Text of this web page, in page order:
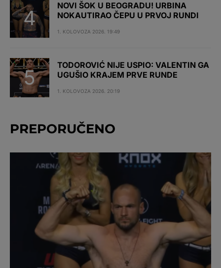
NOVI ŠOK U BEOGRADU! URBINA
NOKAUTIRAO ČEPU U PRVOJ RUNDI
1. KOLOVOZA 2026. 19:49
TODOROVIĆ NIJE USPIO: VALENTIN GA
UGUŠIO KRAJEM PRVE RUNDE
1. KOLOVOZA 2026. 20:19
PREPORUČENO